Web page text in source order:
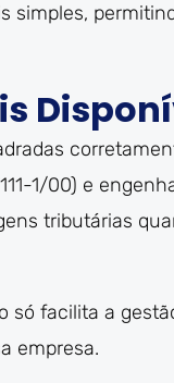
simples,
1/00) e
tributárias
só facilita a
empresa.